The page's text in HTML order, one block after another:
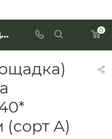
Ступень (площадка) лиственница сращенная 40* 300*2400 мм (сорт А) для работы с деревянными изделиями — купить в «Интерьер Дом» 0
А)